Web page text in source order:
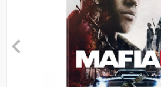
